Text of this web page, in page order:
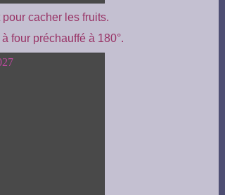
cacher les fruits.
four préchauffé à 180°.